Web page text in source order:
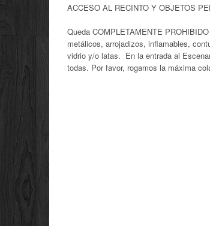
ACCESO AL RECINTO Y OBJETOS
Queda COMPLETAMENTE
metálicos, arrojadizos, inflamables,
vidrio y/o latas. En la entrada al
todas. Por favor, rogamos la máxima